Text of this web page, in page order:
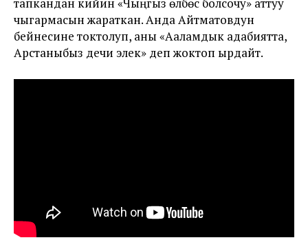
тапкандан кийин «Чыңгыз өлбөс болсочу» аттуу
чыгармасын жараткан. Анда Айтматовдун
бейнесине токтолуп, аны «Ааламдык адабиятта,
Арстаныбыз дечи элек» деп жоктоп ырдайт.